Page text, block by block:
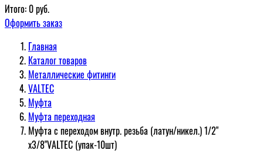
Итого: 0руб.
Оформить заказ
Главная
Каталог товаров
Металлические фитинги
VALTEC
Муфта
Муфта переходная
Муфта c переходом внутр. резьба (латун/никел.) 1/2"
х3/8"VALTEC (упак-10шт)